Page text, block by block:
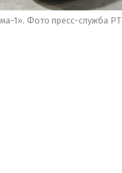
1». Фото пресс-служба РТ